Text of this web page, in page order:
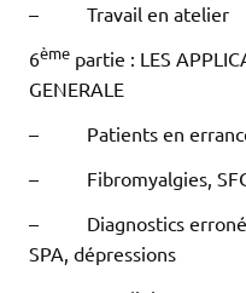
– Travail en atelier
6ème partie : LES
GENERALE
– Patients en
– Fibromyalgies,
– Diagnostics erronés
SPA, dépressions